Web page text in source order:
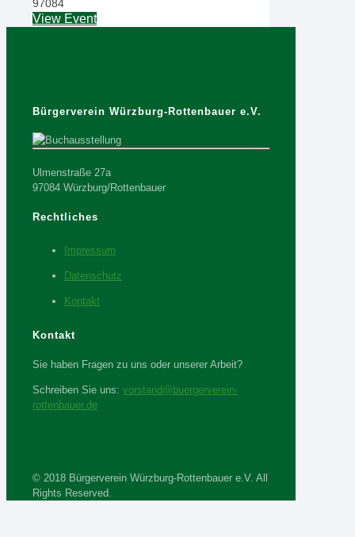
97084
View Event
Bürgerverein Würzburg-Rottenbauer e.V.
Ulmenstraße 27a
97084 Würzburg/Rottenbauer
Rechtliches
Impressum
Datenschutz
Kontakt
Kontakt
Sie haben Fragen zu uns oder unserer Arbeit?
Schreiben Sie uns: vorstand@buergerverein-
rottenbauer.de
© 2018 Bürgerverein Würzburg-Rottenbauer e.V. All
Rights Reserved.